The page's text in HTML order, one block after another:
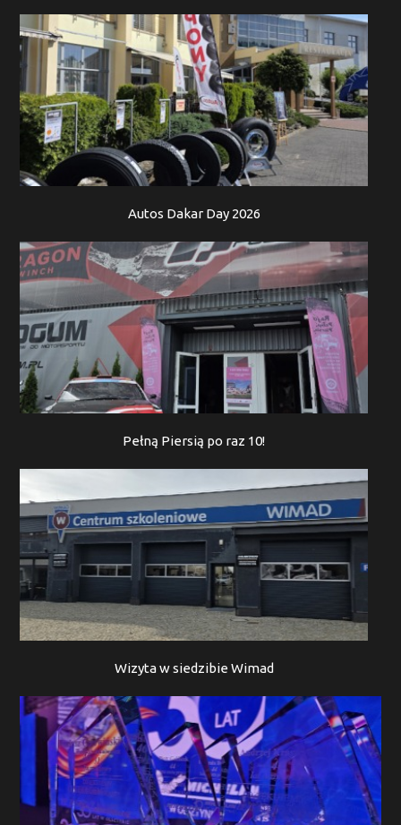
Autos Dakar Day 2026
Pełną Piersią po raz 10!
Wizyta w siedzibie Wimad